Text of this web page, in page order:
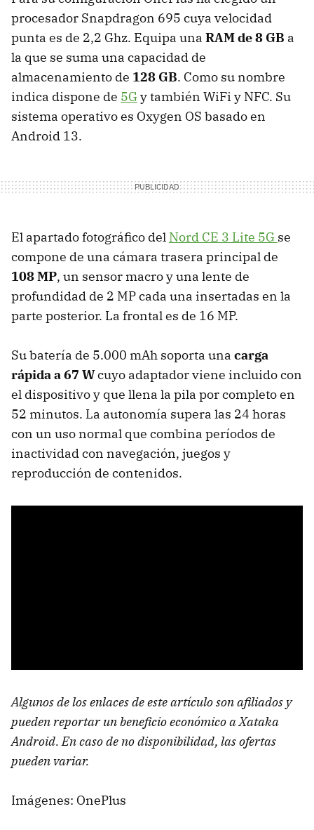
procesador Snapdragon 695 cuya velocidad
punta es de 2,2 Ghz. Equipa una RAM de 8 GB a
la que se suma una capacidad de
almacenamiento de 128 GB. Como su nombre
indica dispone de 5Gy también WiFi y NFC. Su
sistema operativo es Oxygen OS basado en
Android 13.
El apartado fotográfico del Nord CE 3 Lite 5G se
compone de una cámara trasera principal de
108 MP, un sensor macro y una lente de
profundidad de 2 MP cada una insertadas en la
parte posterior. La frontal es de 16 MP.
Su batería de 5.000 mAh soporta una carga
rápida a 67 Wcuyo adaptador viene incluido con
el dispositivo y que llena la pila por completo en
52 minutos. La autonomía supera las 24 horas
con un uso normal que combina períodos de
inactividad con navegación, juegos y
reproducción de contenidos.
Algunos de los enlaces de este artículo son afiliados y
pueden reportar un beneficio económico a Xataka
Android. En caso de no disponibilidad, las ofertas
pueden variar.
Imágenes: OnePlus